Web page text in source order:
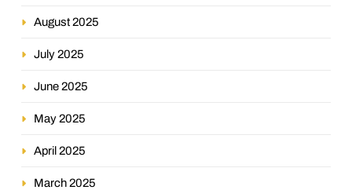
August 2025
July 2025
June 2025
May 2025
April 2025
March 2025